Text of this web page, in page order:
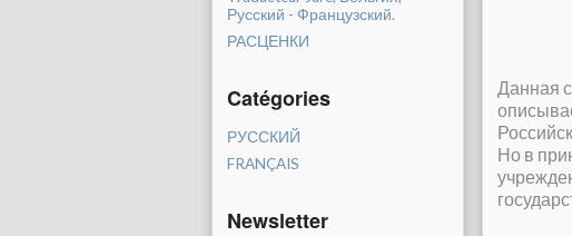
Русский - Французский.
РАСЦЕНКИ
Catégories
РУССКИЙ
FRANÇAIS
Newsletter
Данная
Но в